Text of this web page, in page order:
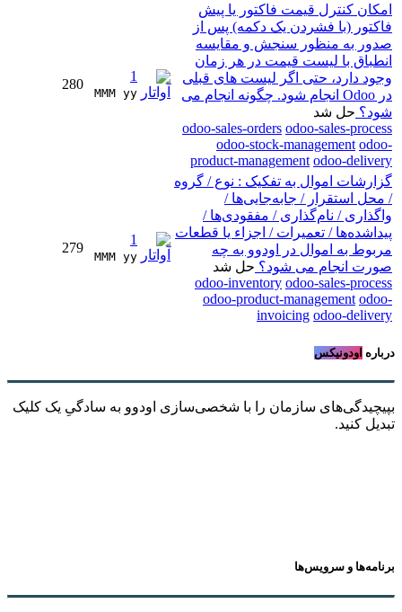
امکان کنترل قیمت فاکتور یا پیش
فاکتور (با فشردن یک دکمه) پس از
صدور به منظور سنجش و مقایسه
انطباق با لیست قیمت در هر زمان
وجود دارد، حتی اگر لیست های قبلی
در Odoo انجام شود. چگونه انجام می
شود؟ حل شد
odoo-sales-orders odoo-sales-process
odoo-stock-management odoo-
product-management odoo-delivery
1
MMM yy
280
گزارشات اموال به تفکیک : نوع / گروه
/ محل استقرار / جابه‌جایی‌ها /
واگذاری / نام‌گذاری / مفقودی‌ها /
پیدا‌شده‌‌ها / تعمیرات / اجزاء یا قطعات
مربوط به اموال در اودوو به چه
صورت انجام می شود؟ حل شد
odoo-inventory odoo-sales-process
odoo-product-management odoo-
invoicing odoo-delivery
1
MMM yy
279
درباره اودونیکس
بپیچیدگی‌های سازمان را با شخصی‌سازی اودوو به سادگیِ یک کلیک
تبدیل کنید.
برنامه‌ها و سرویس‌ها